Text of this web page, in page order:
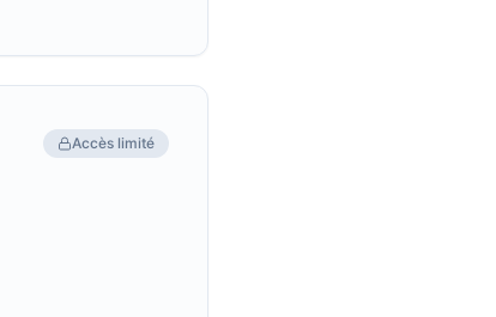
Accès limité